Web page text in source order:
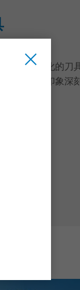
一系列优化的刀
表现令人印象深刻